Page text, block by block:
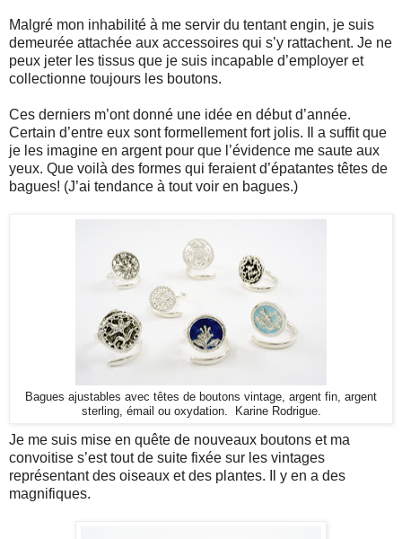
Malgré mon inhabilité à me servir du tentant engin, je suis
demeurée attachée aux accessoires qui s’y rattachent. Je ne
peux jeter les tissus que je suis incapable d’employer et
collectionne toujours les boutons.
Ces derniers m’ont donné une idée en début d’année.
Certain d’entre eux sont formellement fort jolis. Il a suffit que
je les imagine en argent pour que l’évidence me saute aux
yeux. Que voilà des formes qui feraient d’épatantes têtes de
bagues! (J’ai tendance à tout voir en bagues.)
Bagues ajustables avec têtes de boutons vintage, argent fin, argent
sterling, émail ou oxydation. Karine Rodrigue.
Je me suis mise en quête de nouveaux boutons et ma
convoitise s’est tout de suite fixée sur les vintages
représentant des oiseaux et des plantes. Il y en a des
magnifiques.